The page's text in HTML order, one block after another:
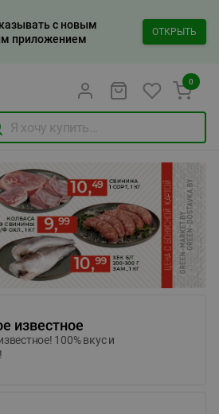
с новым
приложением
ОТКРЫТЬ
0
известное
100% вкус и